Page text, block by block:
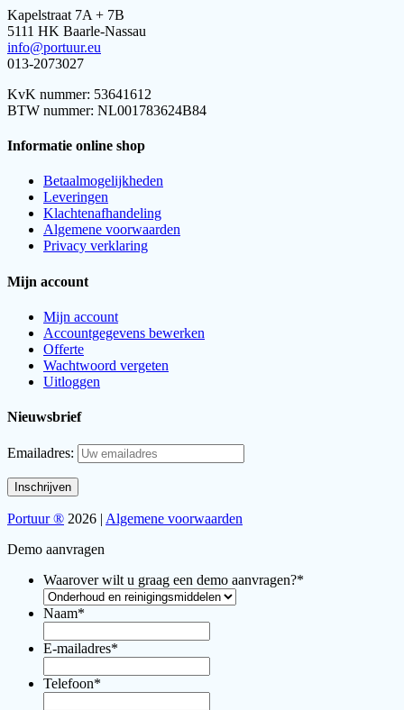
Kapelstraat 7A + 7B
5111 HK Baarle-Nassau
info@portuur.eu
013-2073027
KvK nummer: 53641612
BTW nummer: NL001783624B84
Informatie online shop
Betaalmogelijkheden
Leveringen
Klachtenafhandeling
Algemene voorwaarden
Privacy verklaring
Mijn account
Mijn account
Accountgegevens bewerken
Offerte
Wachtwoord vergeten
Uitloggen
Nieuwsbrief
Emailadres:
Portuur ® 2026 | Algemene voorwaarden
Demo aanvragen
Waarover wilt u graag een demo aanvragen?*
Naam*
E-mailadres*
Telefoon*